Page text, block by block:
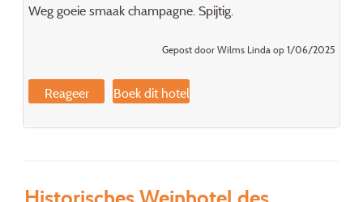
Weg goeie smaak champagne. Spijtig.
Gepost door Wilms Linda op 1/06/2025
Reageer Boek dit hotel